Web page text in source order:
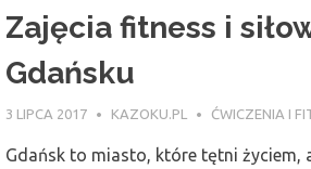
Zajęcia fitness i
Gdańsku
3 LIPCA 2017 KAZOKU.PL ĆWICZENIA I
Gdańsk to miasto, które tętni życiem,